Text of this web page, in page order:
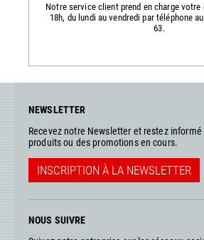
Notre service client prend en charge votre
18h, du lundi au vendredi par téléphone
63.
NEWSLETTER
Recevez notre Newsletter et restez
produits ou des promotions en cours.
INSCRIPTION À LA NEWSLETTER
NOUS SUIVRE